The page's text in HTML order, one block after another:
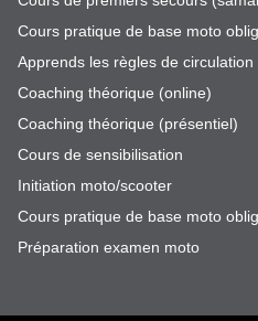
Cours pratique de base moto
Apprends les règles de circulation
Coaching théorique (online)
Coaching théorique (présentiel)
Cours de sensibilisation
Initiation moto/scooter
Cours pratique de base moto
Préparation examen moto